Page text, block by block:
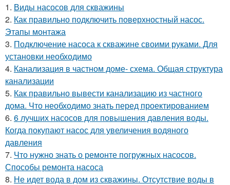
1. Виды насосов для скважины
2. Как правильно подключить поверхностный насос.
Этапы монтажа
3. Подключение насоса к скважине своими руками. Для
установки необходимо
4. Канализация в частном доме- схема. Общая структура
канализации
5. Как правильно вывести канализацию из частного
дома. Что необходимо знать перед проектированием
6. 6 лучших насосов для повышения давления воды.
Когда покупают насос для увеличения водяного
давления
7. Что нужно знать о ремонте погружных насосов.
Способы ремонта насоса
8. Не идет вода в дом из скважины. Отсутствие воды в